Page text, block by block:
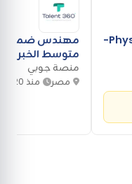
باحث في التعلم العميق – PhysicsAI-
مهندس ضمان
متوسط الخبرة- شركة Talent 360
منصة جوبي
مصر منذ 20 ساعة